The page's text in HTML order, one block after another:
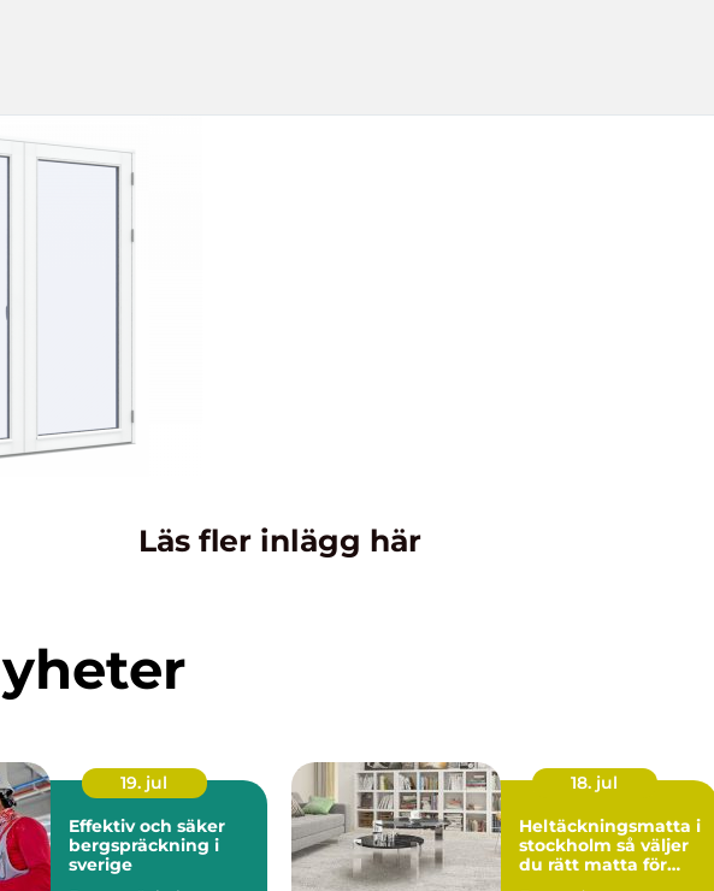
Läs fler inlägg här
19. jul
Effektiv och säker
bergspräckning i
sverige
18. jul
Heltäckningsmatta i
stockholm så väljer
du rätt matta för